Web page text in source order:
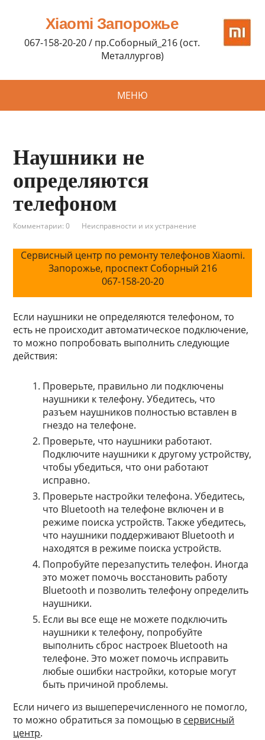
Xiaomi Запорожье
067-158-20-20 / пр.Соборный_216 (ост.
Металлургов)
МЕНЮ
Наушники не
определяются
телефоном
Комментарии: 0 Неисправности и их устранение
Сервисный центр по ремонту телефонов Xiaomi.
Запорожье, проспект Соборный 216
067-158-20-20
Если наушники не определяются телефоном, то
есть не происходит автоматическое подключение,
то можно попробовать выполнить следующие
действия:
Проверьте, правильно ли подключены
наушники к телефону. Убедитесь, что
разъем наушников полностью вставлен в
гнездо на телефоне.
Проверьте, что наушники работают.
Подключите наушники к другому устройству,
чтобы убедиться, что они работают
исправно.
Проверьте настройки телефона. Убедитесь,
что Bluetooth на телефоне включен и в
режиме поиска устройств. Также убедитесь,
что наушники поддерживают Bluetooth и
находятся в режиме поиска устройств.
Попробуйте перезапустить телефон. Иногда
это может помочь восстановить работу
Bluetooth и позволить телефону определить
наушники.
Если вы все еще не можете подключить
наушники к телефону, попробуйте
выполнить сброс настроек Bluetooth на
телефоне. Это может помочь исправить
любые ошибки настройки, которые могут
быть причиной проблемы.
Если ничего из вышеперечисленного не помогло,
то можно обратиться за помощью в сервисный
центр.